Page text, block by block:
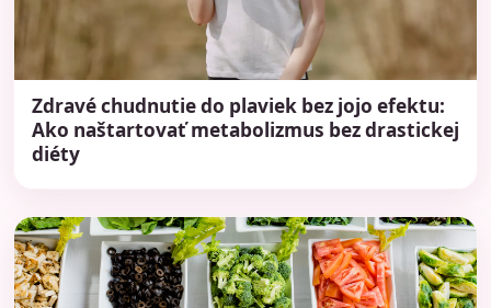
Zdravé chudnutie do plaviek bez jojo efektu:
Ako naštartovať metabolizmus bez drastickej
diéty